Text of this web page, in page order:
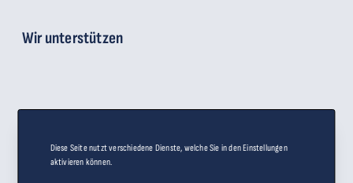
Wir unterstützen
Diese Seite nutzt verschiedene Dienste, welche Sie in den Einstellungen
aktivieren können.